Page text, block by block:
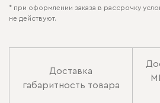
* при оформлении заказа в рассрочку
не действуют.
Доставка
габаритность товара